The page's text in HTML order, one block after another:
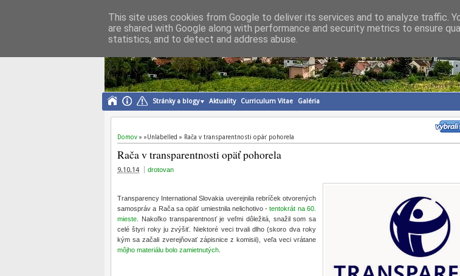
Michal Drotován
Stránky a blogy Aktuality Curriculum Vitae Galéria
Domov » »Unlabelled » Rača v transparentnosti opäť pohorela
Rača v transparentnosti opäť pohorela
9.10.14 drotovan
Transparency International Slovakia uverejnila rebríček otvorených
samospráv a Rača sa opäť umiestnila nelichotivo -tentokrát na 60.
mieste . Nakoľko transparentnosť je veľmi dôležitá, snažil som sa
celé štyri roky ju zvýšiť. Niektoré veci trvali dlho (skoro dva roky
kým sa začali zverejňovať zápisnice z komisii), veľa veci vrátane
môjho materiálu bolo zamietnutých
This site uses cookies from Google to deliver its services and to analyze traffic.
are shared with Google along with performance and security metrics to ensure
statistics, and to detect and address abuse.